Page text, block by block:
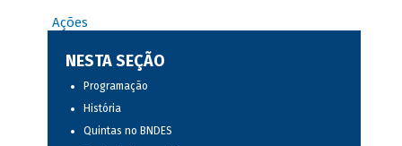
Ações
NESTA SEÇÃO
Programação
História
Quintas no BNDES